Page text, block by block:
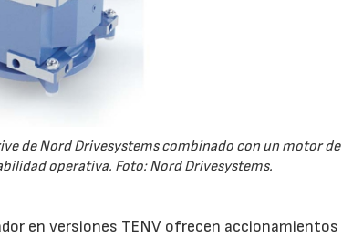
de Nord Drivesystems combinado con un motor de
operativa. Foto: Nord Drivesystems.
en versiones TENV ofrecen accionamientos
22/07/2026